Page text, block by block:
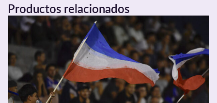
Productos relacionados